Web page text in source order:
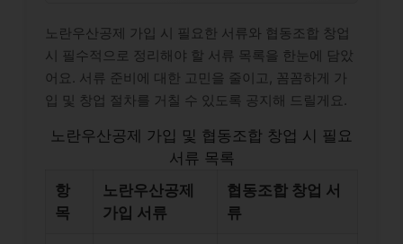
노란우산공제 가입 시 필요한 서류와 협동조합 창업
시 필수적으로 정리해야 할 서류 목록을 한눈에 담았
어요. 서류 준비에 대한 고민을 줄이고, 꼼꼼하게 가
입 및 창업 절차를 거칠 수 있도록 공지해 드릴게요.
노란우산공제 가입 및 협동조합 창업 시 필요
서류 목록
항
목
노란우산공제
가입 서류
협동조합 창업 서
류